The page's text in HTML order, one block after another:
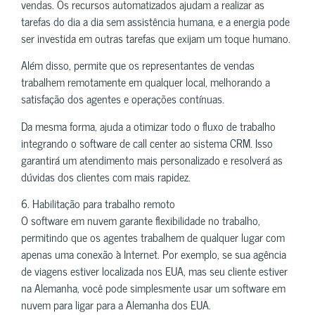
vendas. Os recursos automatizados ajudam a realizar as
tarefas do dia a dia sem assistência humana, e a energia pode
ser investida em outras tarefas que exijam um toque humano.
Além disso, permite que os representantes de vendas
trabalhem remotamente em qualquer local, melhorando a
satisfação dos agentes e operações contínuas.
Da mesma forma, ajuda a otimizar todo o fluxo de trabalho
integrando o software de call center ao sistema CRM. Isso
garantirá um atendimento mais personalizado e resolverá as
dúvidas dos clientes com mais rapidez.
6. Habilitação para trabalho remoto
O software em nuvem garante flexibilidade no trabalho,
permitindo que os agentes trabalhem de qualquer lugar com
apenas uma conexão à Internet. Por exemplo, se sua agência
de viagens estiver localizada nos EUA, mas seu cliente estiver
na Alemanha, você pode simplesmente usar um software em
nuvem para ligar para a Alemanha dos EUA.